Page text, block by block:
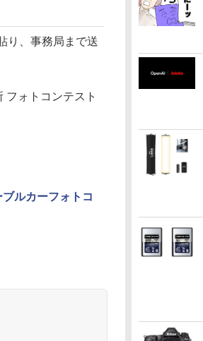
り、事務局まで送
フォトコンテスト
ルカーフォトコ